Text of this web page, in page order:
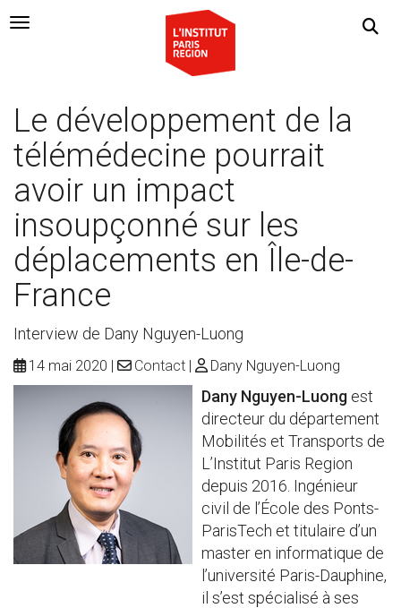
Navigation Toggle
Le développement de la
télémédecine pourrait
avoir un impact
insoupçonné sur les
déplacements en Île-de-
France
Interview de Dany Nguyen-Luong
14 mai 2020 Contact Dany Nguyen-Luong
Dany Nguyen-Luong est
directeur du département
Mobilités et Transports de
L’Institut Paris Region
depuis 2016. Ingénieur
civil de l’École des Ponts-
ParisTech et titulaire d’un
master en informatique de
l’université Paris-Dauphine,
il s’est spécialisé à ses